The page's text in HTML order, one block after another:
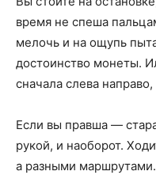
время не спеша
мелочь и на ощупь
достоинство монеты.
сначала слева
Если вы правша —
рукой, и наоборот.
а разными